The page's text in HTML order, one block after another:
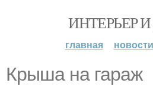
ИНТЕРЬЕР
главная новости
Крыша на гараж